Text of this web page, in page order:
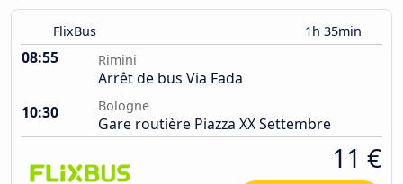
FlixBus 1h 35min
08:55 Rimini
Arrêt de bus Via Fada
10:30
Bologne
Gare routière Piazza XX Settembre
11 €